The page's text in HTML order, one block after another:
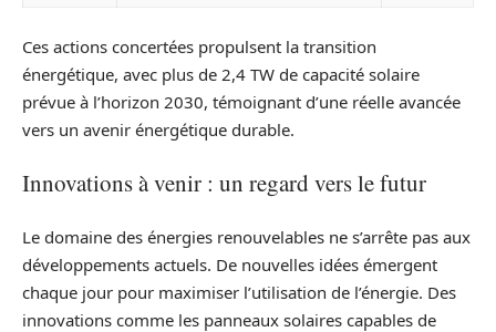
Ces actions concertées propulsent la transition
énergétique, avec plus de 2,4 TW de capacité solaire
prévue à l’horizon 2030, témoignant d’une réelle avancée
vers un avenir énergétique durable.
Innovations à venir : un regard vers le futur
Le domaine des énergies renouvelables ne s’arrête pas aux
développements actuels. De nouvelles idées émergent
chaque jour pour maximiser l’utilisation de l’énergie. Des
innovations comme les panneaux solaires capables de